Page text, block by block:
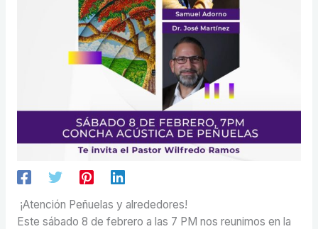
¡Atención Peñuelas y alrededores!
Este sábado 8 de febrero a las 7 PM nos reunimos en la